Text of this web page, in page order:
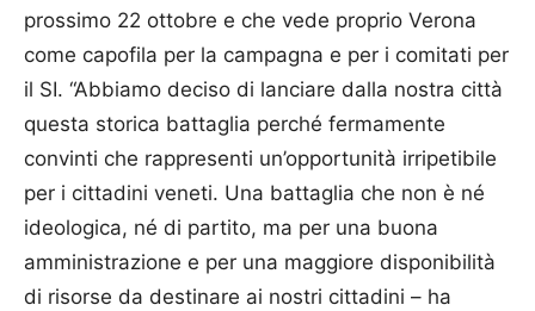
prossimo 22 ottobre e che vede proprio Verona
come capofila per la campagna e per i comitati per
il SI. “Abbiamo deciso di lanciare dalla nostra città
questa storica battaglia perché fermamente
convinti che rappresenti un’opportunità irripetibile
per i cittadini veneti. Una battaglia che non è né
ideologica, né di partito, ma per una buona
amministrazione e per una maggiore disponibilità
di risorse da destinare ai nostri cittadini – ha